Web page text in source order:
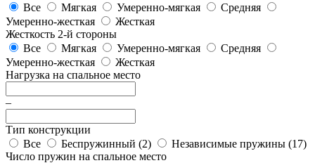
Все
Мягкая Умеренно-мягкая
Средняя
Умеренно-жесткая
Жесткая
Жесткость 2-й стороны
Все
Мягкая Умеренно-мягкая
Средняя
Умеренно-жесткая
Жесткая
Нагрузка на спальное место
–
Тип конструкции
Все
Беспружинный (2) Независимые пружины (17)
Число пружин на спальное место